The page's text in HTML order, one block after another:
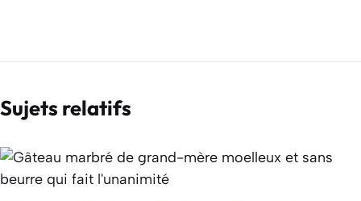
Sujets relatifs